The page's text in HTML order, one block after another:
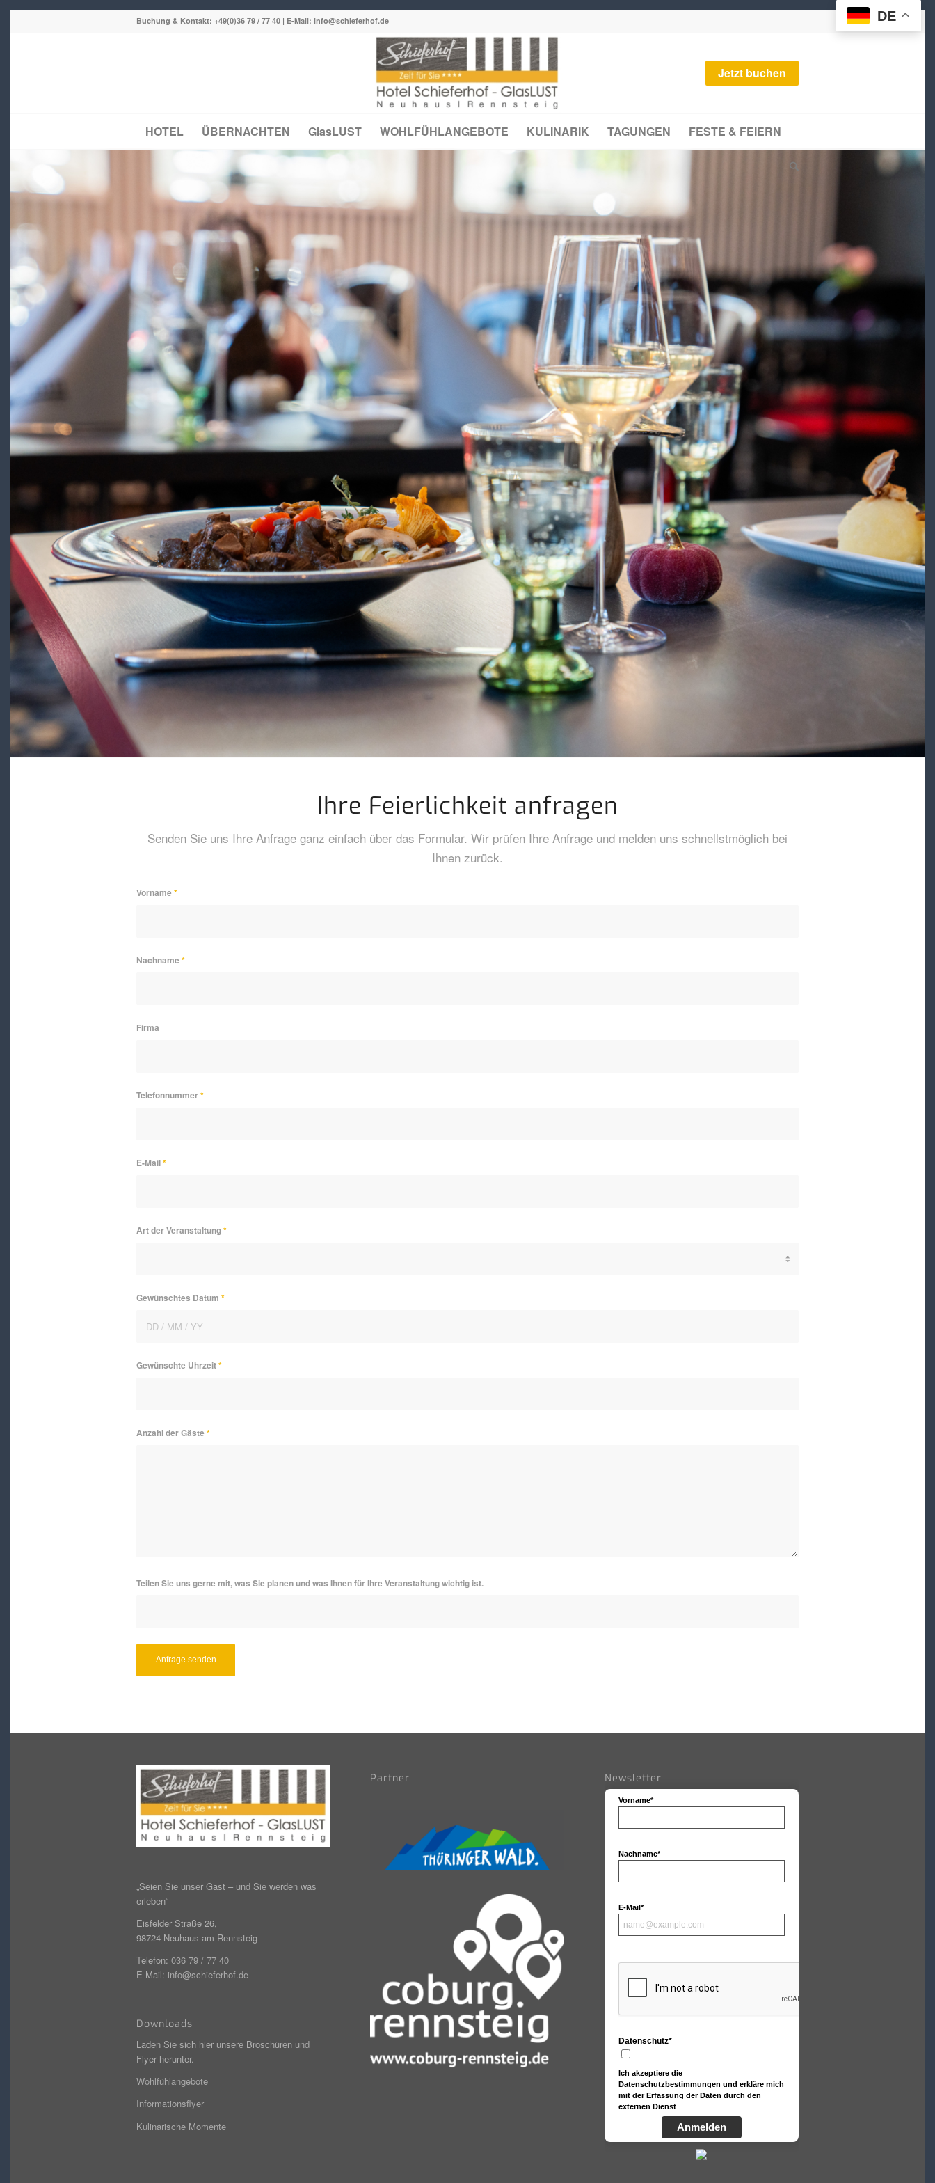
Buchung & Kontakt:+49(0)36 79 / 77 40 | E-Mail:info@schieferhof.de
Jetzt buchen
HOTEL ÜBERNACHTEN GlasLUST WOHLFÜHLANGEBOTE KULINARIK TAGUNGEN FESTE & FEIERN
Ihre Feierlichkeit anfragen
Senden Sie uns Ihre Anfrage ganz einfach über das Formular. Wir prüfen Ihre Anfrage und melden uns schnellstmöglich bei
Ihnen zurück.
Vorname*
Nachname*
Firma
Telefonnummer*
E-Mail*
Art der Veranstaltung*
Gewünschtes Datum*
Gewünschte Uhrzeit*
Anzahl der Gäste*
Teilen Sie uns gerne mit, was Sie planen und was Ihnen für Ihre Veranstaltung wichtig ist.
„Seien Sie unser Gast – und Sie werden was
erleben“
Eisfelder Straße 26,
98724 Neuhaus am Rennsteig
Telefon:036 79 / 77 40
E-Mail: info@schieferhof.de
Downloads
Laden Sie sich hier unsere Broschüren und
Flyer herunter.
Wohlfühlangebote
Informationsflyer
Kulinarische Momente
Partner Newsletter
Vorname*
Nachname*
E-Mail*
Datenschutz*
Ich akzeptiere die
Datenschutzbestimmungen und erkläre mich
mit der Erfassung der Daten durch den
externen Dienst
Anmelden
DE